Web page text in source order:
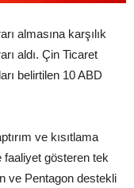
almasına karşılık
aldı. Çin Ticaret
belirtilen 10 ABD
ve kısıtlama
faaliyet gösteren tek
ve Pentagon destekli